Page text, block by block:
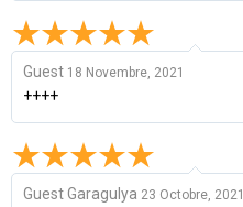
Guest 18 Novembre, 2021
++++
Guest Garagulya 23 Octobre, 2021